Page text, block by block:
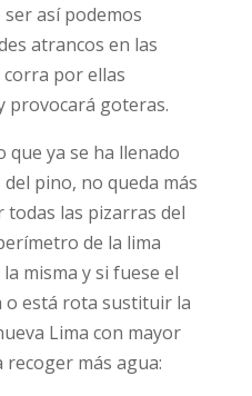
así podemos
atrancos en las
por ellas
provocará goteras.
que ya se ha llenado
pino, no queda más
las pizarras del
de la lima
misma y si fuese el
o está rota sustituir la
Lima con mayor
más agua: